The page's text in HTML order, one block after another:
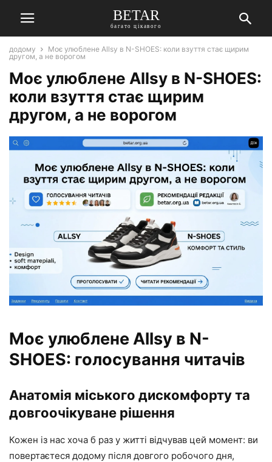
BETAR
багато цікавого
додому
Моє улюблене Allsy в N-SHOES: коли взуття стає щирим
другом, а не ворогом
Моє улюблене Allsy в N-SHOES:
коли взуття стає щирим
другом, а не ворогом
Моє улюблене Allsy в N-
SHOES: голосування читачів
Анатомія міського дискомфорту та
довгоочікуване рішення
Кожен із нас хоча б раз у житті відчував цей момент: ви
повертаєтеся додому після довгого робочого дня,